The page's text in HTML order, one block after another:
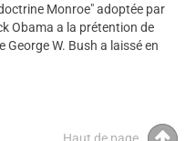
Monroe" adoptée par
Obama a la prétention de
George W. Bush a laissé en